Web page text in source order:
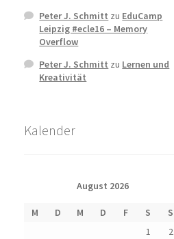
Peter J. Schmitt zu EduCamp
Leipzig #ecle16 – Memory
Overflow
Peter J. Schmitt zu Lernen und
Kreativität
Kalender
August 2026
M D M D F S
S
1
2